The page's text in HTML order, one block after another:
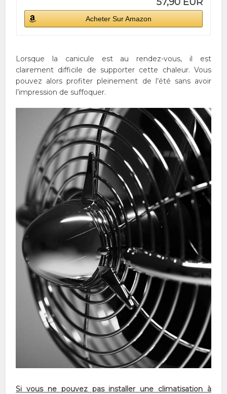
Acheter Sur Amazon
Lorsque la canicule est au rendez-vous, il est
clairement difficile de supporter cette chaleur. Vous
pouvez alors profiter pleinement de l’été sans avoir
l’impression de suffoquer.
Si vous ne pouvez pas installer une climatisation à